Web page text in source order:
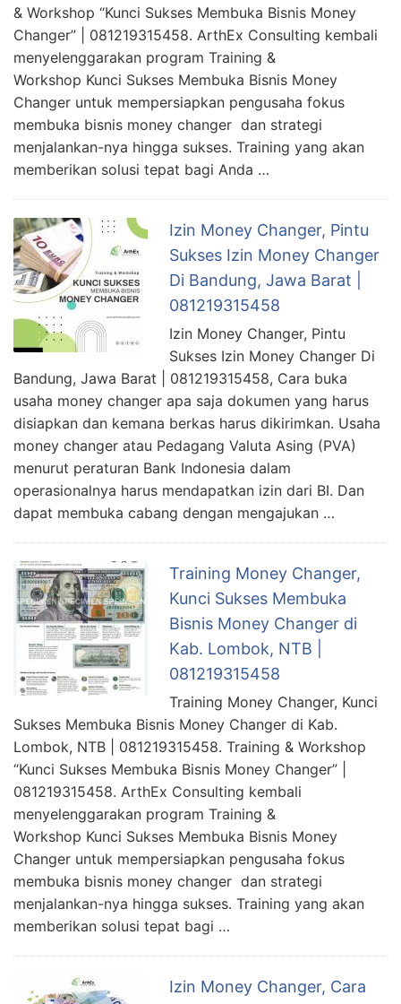
& Workshop “Kunci Sukses Membuka Bisnis Money
Changer” | 081219315458. ArthEx Consulting kembali
menyelenggarakan program Training &
Workshop Kunci Sukses Membuka Bisnis Money
Changer untuk mempersiapkan pengusaha fokus
membuka bisnis money changer dan strategi
menjalankan-nya hingga sukses. Training yang akan
memberikan solusi tepat bagi Anda …
Izin Money Changer, Pintu
Sukses Izin Money Changer
Di Bandung, Jawa Barat |
081219315458
Izin Money Changer, Pintu
Sukses Izin Money Changer Di
Bandung, Jawa Barat | 081219315458, Cara buka
usaha money changer apa saja dokumen yang harus
disiapkan dan kemana berkas harus dikirimkan. Usaha
money changer atau Pedagang Valuta Asing (PVA)
menurut peraturan Bank Indonesia dalam
operasionalnya harus mendapatkan izin dari BI. Dan
dapat membuka cabang dengan mengajukan …
Training Money Changer,
Kunci Sukses Membuka
Bisnis Money Changer di
Kab. Lombok, NTB |
081219315458
Training Money Changer, Kunci
Sukses Membuka Bisnis Money Changer di Kab.
Lombok, NTB | 081219315458. Training & Workshop
“Kunci Sukses Membuka Bisnis Money Changer” |
081219315458. ArthEx Consulting kembali
menyelenggarakan program Training &
Workshop Kunci Sukses Membuka Bisnis Money
Changer untuk mempersiapkan pengusaha fokus
membuka bisnis money changer dan strategi
menjalankan-nya hingga sukses. Training yang akan
memberikan solusi tepat bagi …
Izin Money Changer, Cara